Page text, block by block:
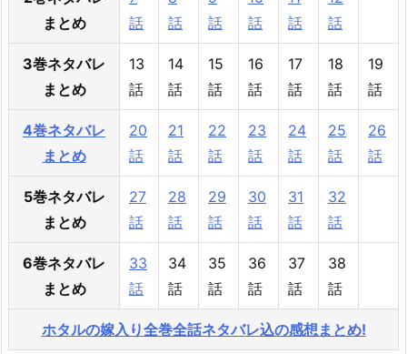
まとめ
話
話
話
話
話
話
3巻ネタバレ
まとめ
13
話
14
話
15
話
16
話
17
話
18
話
19
話
4巻ネタバレ
まとめ
20
話
21
話
22
話
23
話
24
話
25
話
26
話
5巻ネタバレ
まとめ
27
話
28
話
29
話
30
話
31
話
32
話
6巻ネタバレ
まとめ
33
話
34
話
35
話
36
話
37
話
38
話
ホタルの嫁入り全巻全話ネタバレ込の感想まとめ!